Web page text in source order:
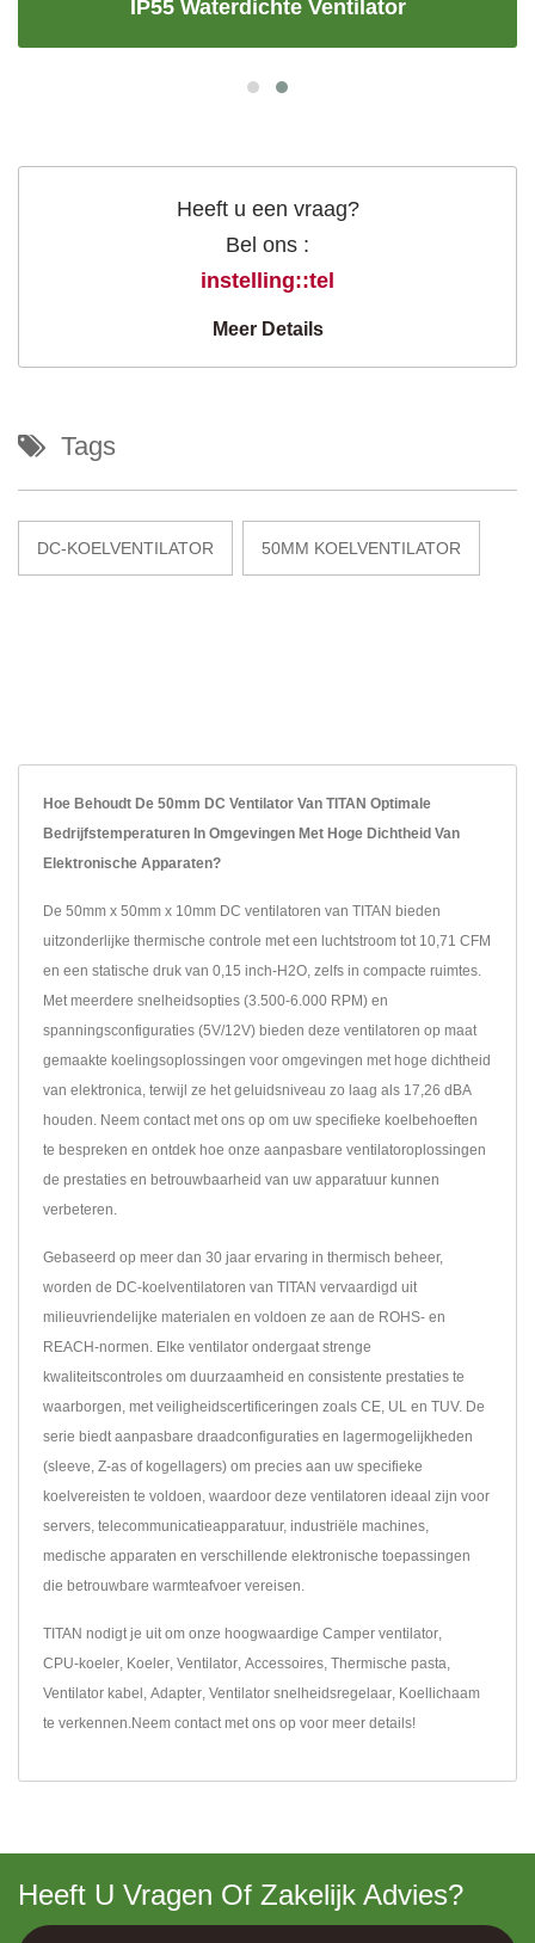
IP55 Waterdichte Ventilator
Heeft u een vraag?
Bel ons :
instelling::tel
Meer Details
Tags
DC-KOELVENTILATOR 50MM KOELVENTILATOR
Hoe Behoudt De 50mm DC Ventilator Van TITAN Optimale
Bedrijfstemperaturen In Omgevingen Met Hoge Dichtheid Van
Elektronische Apparaten?
De 50mm x 50mm x 10mm DC ventilatoren van TITAN bieden
uitzonderlijke thermische controle met een luchtstroom tot 10,71 CFM
en een statische druk van 0,15 inch-H2O, zelfs in compacte ruimtes.
Met meerdere snelheidsopties (3.500-6.000 RPM) en
spanningsconfiguraties (5V/12V) bieden deze ventilatoren op maat
gemaakte koelingsoplossingen voor omgevingen met hoge dichtheid
van elektronica, terwijl ze het geluidsniveau zo laag als 17,26 dBA
houden. Neem contact met ons op om uw specifieke koelbehoeften
te bespreken en ontdek hoe onze aanpasbare ventilatoroplossingen
de prestaties en betrouwbaarheid van uw apparatuur kunnen
verbeteren.
Gebaseerd op meer dan 30 jaar ervaring in thermisch beheer,
worden de DC-koelventilatoren van TITAN vervaardigd uit
milieuvriendelijke materialen en voldoen ze aan de ROHS- en
REACH-normen. Elke ventilator ondergaat strenge
kwaliteitscontroles om duurzaamheid en consistente prestaties te
waarborgen, met veiligheidscertificeringen zoals CE, UL en TUV. De
serie biedt aanpasbare draadconfiguraties en lagermogelijkheden
(sleeve, Z-as of kogellagers) om precies aan uw specifieke
koelvereisten te voldoen, waardoor deze ventilatoren ideaal zijn voor
servers, telecommunicatieapparatuur, industriële machines,
medische apparaten en verschillende elektronische toepassingen
die betrouwbare warmteafvoer vereisen.
TITAN nodigt je uit om onze hoogwaardige Camper ventilator
CPU-koeler Koeler Ventilator Accessoires Thermische pasta
Ventilator kabel Adapter Ventilator snelheidsregelaar Koellichaam
te verkennen. Neem contact met ons op voor meer details!
Heeft U Vragen Of Zakelijk Advies?